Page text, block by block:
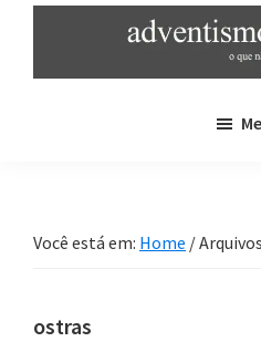
main
sidebar
que
saiba
Você está em: Home /
ostras